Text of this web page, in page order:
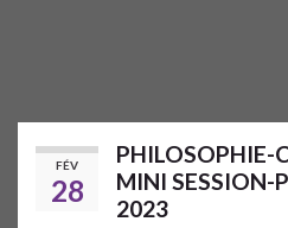
FÉV
28
PHILOSOPHIE-
MINI SESSION-
2023